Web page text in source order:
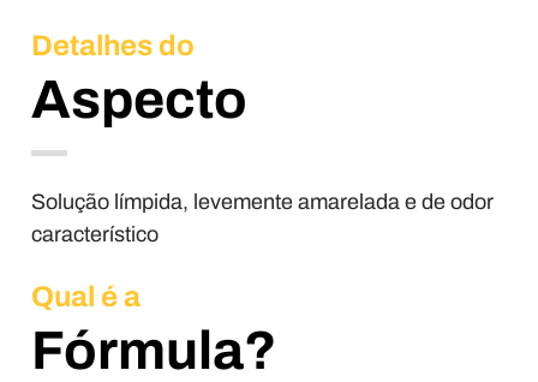
Detalhes do
Aspecto
Solução límpida, levemente amarelada e de odor
característico
Qual é a
Fórmula?